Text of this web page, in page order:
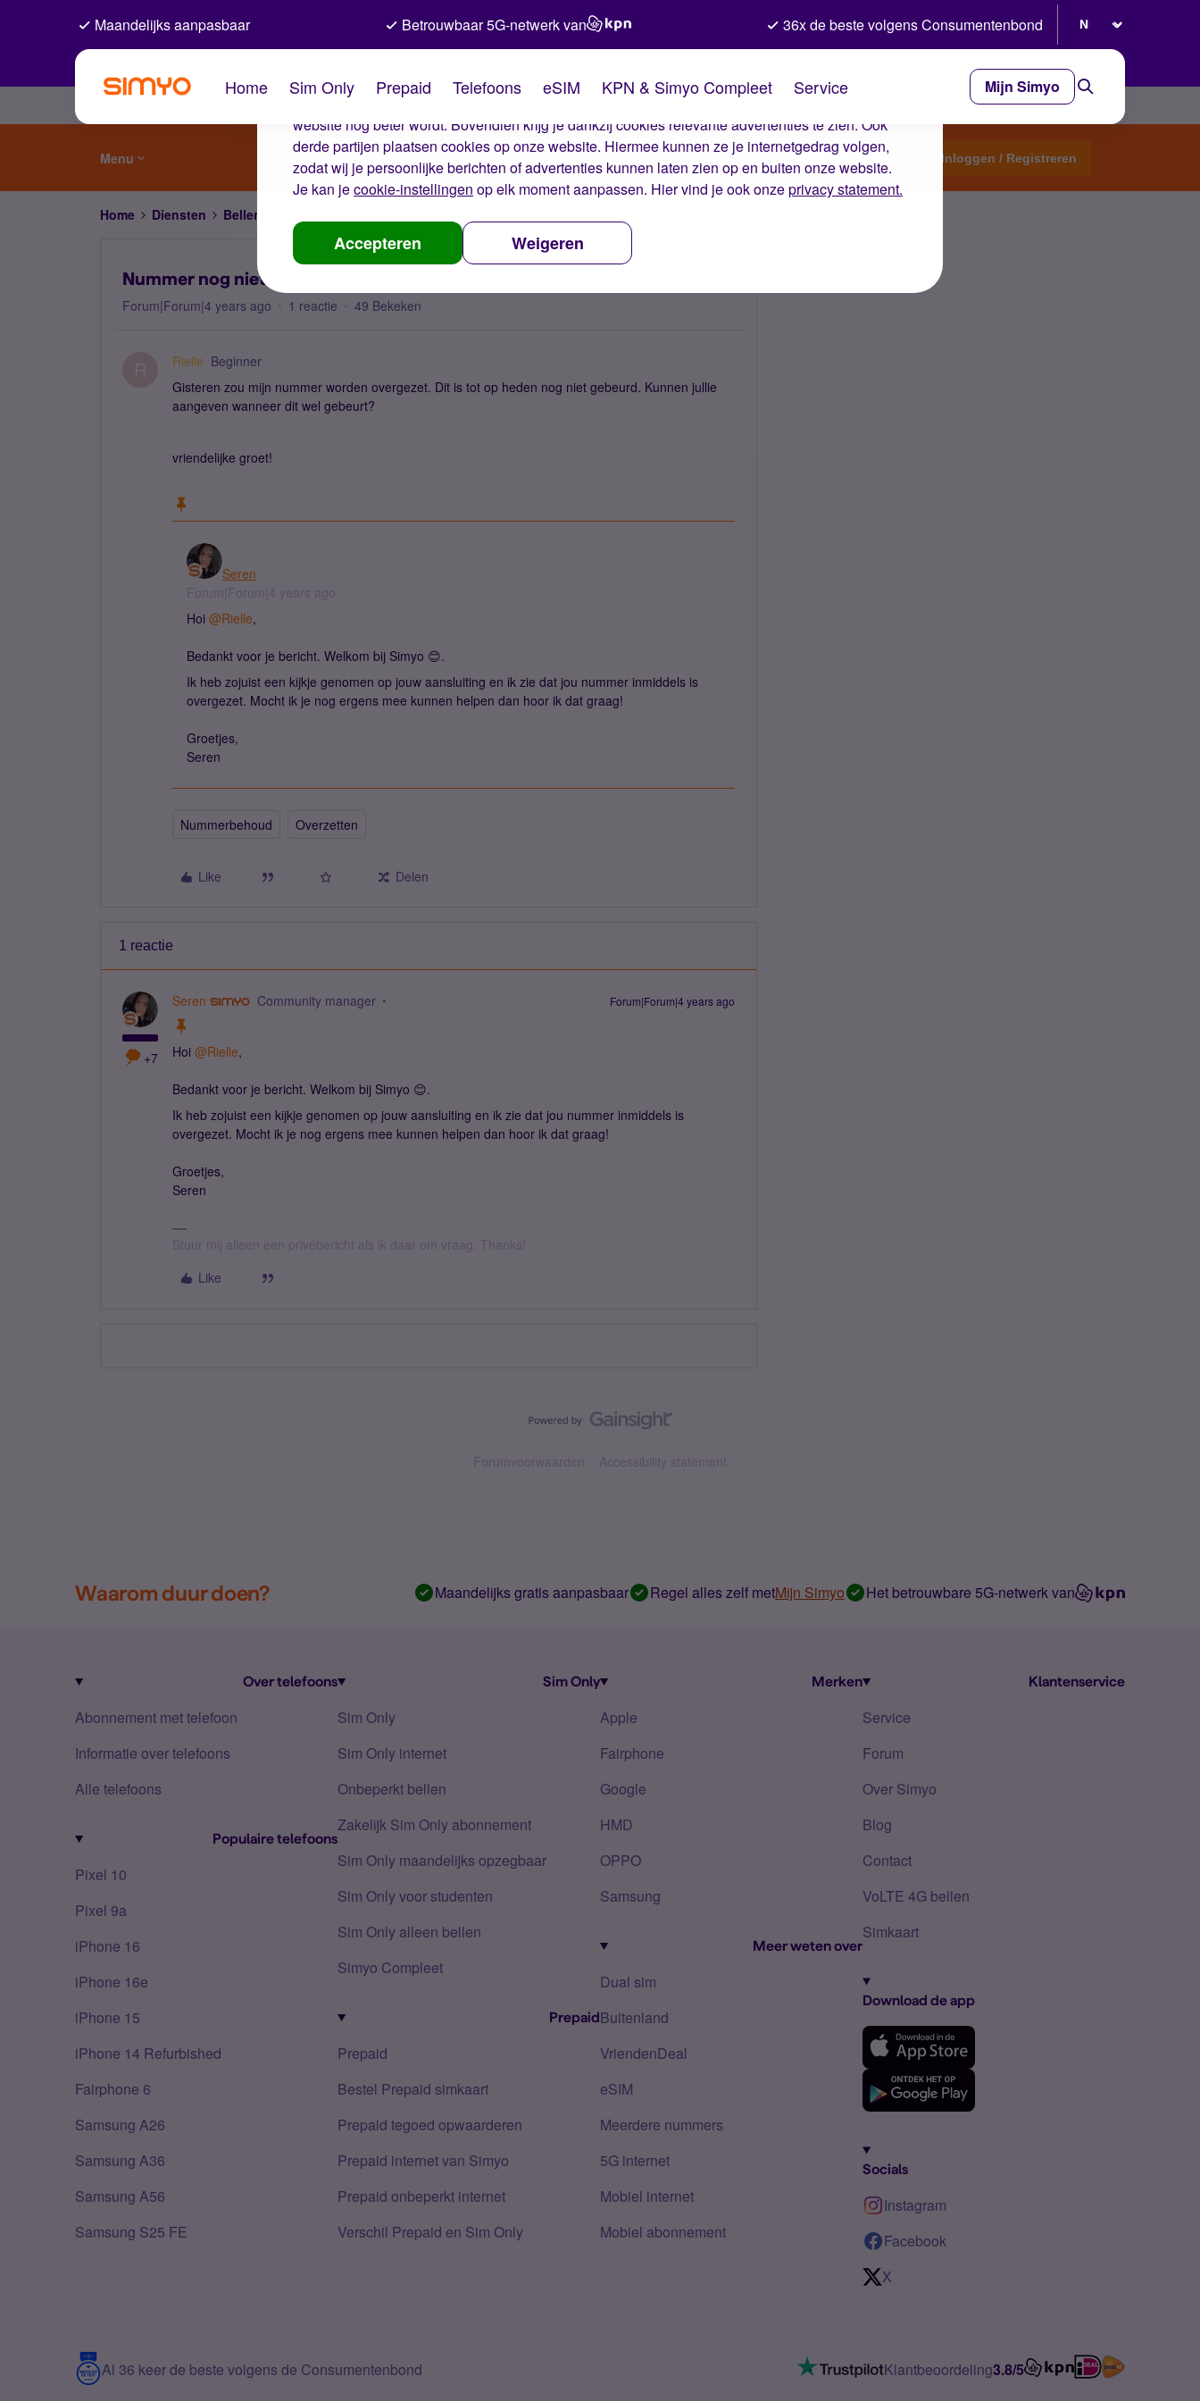
De cookies van Simyo
Wij gebruiken cookies op onze website. Met deze cookies zorgen wij ervoor dat je ervaring op de
website nog beter wordt. Bovendien krijg je dankzij cookies relevante advertenties te zien. Ook
derde partijen plaatsen cookies op onze website. Hiermee kunnen ze je internetgedrag volgen,
zodat wij je persoonlijke berichten of advertenties kunnen laten zien op en buiten onze website.
Je kan jecookie-instellingen op elk moment aanpassen. Hier vind je ook onzeprivacy statement.
Accepteren Weigeren
Maandelijks aanpasbaar Betrouwbaar 5G-netwerk van 36x de beste volgens Consumentenbond
Home Sim Only Prepaid Telefoons eSIM KPN & Simyo Compleet Service Mijn Simyo
Menu Start een topic Inloggen / Registreren
Home Diensten Bellen, sms'en, netwerk en nummerbehoud
Nummer nog niet overgezet. Wanneer gebeurt dit?
Forum|Forum|4 years ago 1 reactie 49 Bekeken
Rielle Beginner
Gisteren zou mijn nummer worden overgezet. Dit is tot op heden nog niet gebeurd. Kunnen jullie
aangeven wanneer dit wel gebeurt?
vriendelijke groet!
Seren
Forum|Forum|4 years ago
Hoi @Rielle,
Bedankt voor je bericht. Welkom bij Simyo 😊.
Ik heb zojuist een kijkje genomen op jouw aansluiting en ik zie dat jou nummer inmiddels is
overgezet. Mocht ik je nog ergens mee kunnen helpen dan hoor ik dat graag!
Groetjes,
Seren
Nummerbehoud Overzetten
Like Delen
1 reactie
+7
Seren Community manager Forum|Forum|4 years ago
Hoi @Rielle,
Bedankt voor je bericht. Welkom bij Simyo 😊.
Ik heb zojuist een kijkje genomen op jouw aansluiting en ik zie dat jou nummer inmiddels is
overgezet. Mocht ik je nog ergens mee kunnen helpen dan hoor ik dat graag!
Groetjes,
Seren
Stuur mij alleen een privébericht als ik daar om vraag. Thanks!
Like
Forumvoorwaarden Accessibility statement
Waarom duur doen? Maandelijks gratis aanpasbaar Regel alles zelf metMijn Simyo Het betrouwbare 5G-netwerk van
Over telefoons
Abonnement met telefoon
Informatie over telefoons
Alle telefoons
Populaire telefoons
Pixel 10
Pixel 9a
iPhone 16
iPhone 16e
iPhone 15
iPhone 14 Refurbished
Fairphone 6
Samsung A26
Samsung A36
Samsung A56
Samsung S25 FE
Sim Only
Sim Only
Sim Only internet
Onbeperkt bellen
Zakelijk Sim Only abonnement
Sim Only maandelijks opzegbaar
Sim Only voor studenten
Sim Only alleen bellen
Simyo Compleet
Prepaid
Prepaid
Bestel Prepaid simkaart
Prepaid tegoed opwaarderen
Prepaid internet van Simyo
Prepaid onbeperkt internet
Verschil Prepaid en Sim Only
Merken
Apple
Fairphone
Google
HMD
OPPO
Samsung
Meer weten over
Dual sim
Buitenland
VriendenDeal
eSIM
Meerdere nummers
5G internet
Mobiel internet
Mobiel abonnement
Klantenservice
Service
Forum
Over Simyo
Blog
Contact
VoLTE 4G bellen
Simkaart
Download de app
Socials
Instagram
Facebook
X
Al 36 keer de beste volgens de Consumentenbond Klantbeoordeling3.8/5